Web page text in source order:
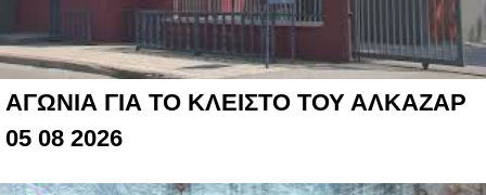
ΑΓΩΝΙΑ ΓΙΑ ΤΟ ΚΛΕΙΣΤΟ ΤΟΥ ΑΛΚΑΖΑΡ
05 08 2026